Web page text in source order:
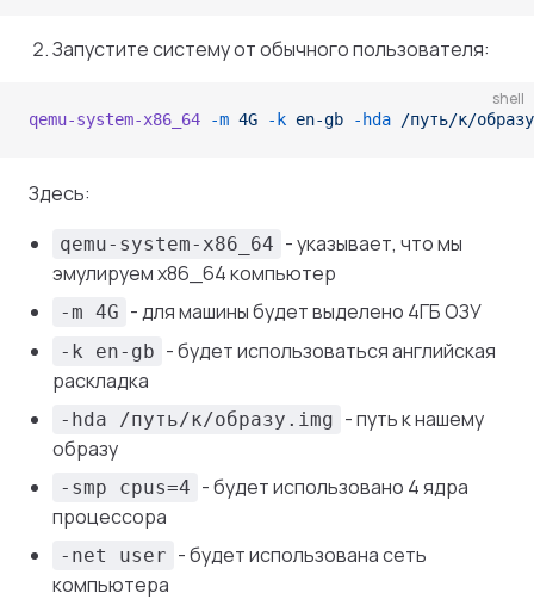
Запустите систему от обычного пользователя:
shell
qemu-system-x86_64 -m 4G -k en-gb -hda /путь/к/
Здесь:
qemu-system-x86_64 - указывает, что мы
эмулируем x86_64 компьютер
-m 4G - для машины будет выделено 4ГБ ОЗУ
-k en-gb - будет использоваться английская
раскладка
-hda /путь/к/образу.img - путь к нашему
образу
-smp cpus=4 - будет использовано 4 ядра
процессора
-net user - будет использована сеть
компьютера